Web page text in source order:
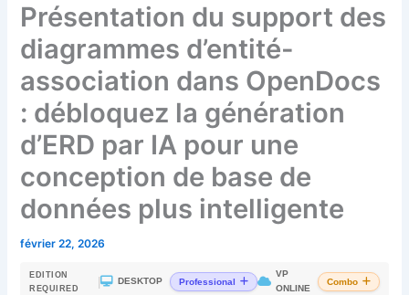
Présentation du support des
diagrammes d’entité-
association dans OpenDocs
: débloquez la génération
d’ERD par IA pour une
conception de base de
données plus intelligente
février 22, 2026
EDITION
REQUIRED
DESKTOP Professional
VP
ONLINE
Combo